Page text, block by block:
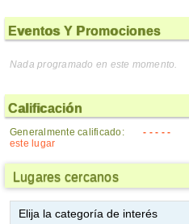
Eventos Y Promociones
Nada programado en este momento.
Calificación
Generalmente calificado: - - - - -
este lugar
Lugares cercanos